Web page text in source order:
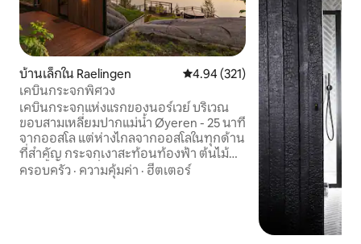
บ้านเล็กใน Raelingen คะแนนเฉลี่ย 4.94 จาก 5, 321 รีวิว
4.94 (321)
เคบินกระจกพิศวง
เคบินกระจกแห่งแรกของนอร์เวย์ บริเวณ
ขอบสามเหลี่ยมปากแม่น้ำ Øyeren - 25 นาที
จากออสโล แต่ห่างไกลจากออสโลในทุกด้าน
ที่สำคัญ กระจกเงาสะท้อนท้องฟ้า ต้นไม้
และน้ำจนกระทั่งหายไป ภายในมีกระจกสูง
จากพื้นจรดเพดาน และมีจากุซซี่ส่วนตัวบน
ครอบครัว · ความคุ้มค่า · ฮีตเตอร์